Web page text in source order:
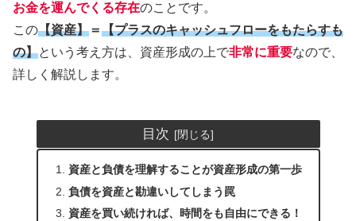
お金を運んでくる存在のことです。
この【資産】＝【プラスのキャッシュフローをもたらすも
の】という考え方は、資産形成の上で非常に重要なので、
詳しく解説します。
目次
資産と負債を理解することが資産形成の第一歩
負債を資産と勘違いしてしまう罠
資産を買い続ければ、時間をも自由にできる！